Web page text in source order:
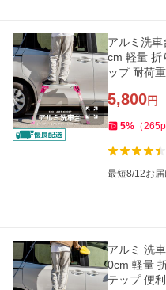
アルミ洗
cm 軽量 折
ップ 耐荷
5,800円
5% （265
最短8/12お届
アルミ 洗
0cm 軽量
テップ 便